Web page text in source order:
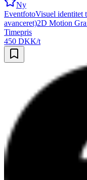
Ny
EventfotoVisuel identitet
avanceret)2D Motion
Timepris
450 DKK/t